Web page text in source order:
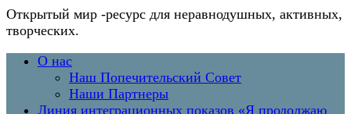
Открытый мир -ресурс для неравнодушных, активных,
творческих.
Перейти
содержимому
Основное
О нас
Наш Попечительский Совет
Наши Партнеры
Линия интеграционных показов «Я продолжаю